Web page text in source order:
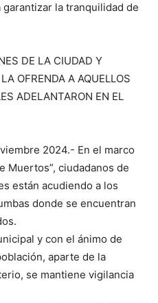
la tranquilidad de
DE LA CIUDAD Y
OFRENDA A AQUELLOS
ADELANTARON EN EL
2024.- En el marco
Muertos”, ciudadanos de
están acudiendo a los
donde se encuentran
y con el ánimo de
aparte de la
se mantiene vigilancia